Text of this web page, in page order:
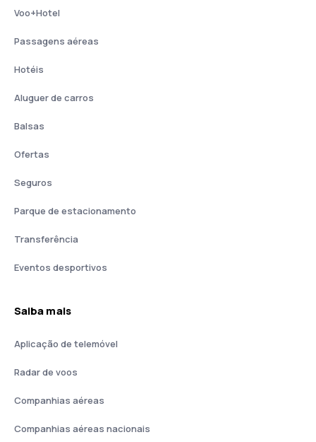
Voo+Hotel
Passagens aéreas
Hotéis
Aluguer de carros
Balsas
Ofertas
Seguros
Parque de estacionamento
Transferência
Eventos desportivos
Saiba mais
Aplicação de telemóvel
Radar de voos
Companhias aéreas
Companhias aéreas nacionais